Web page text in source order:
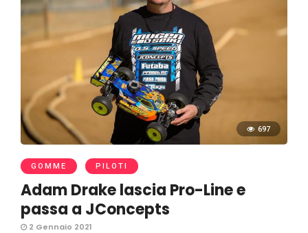
697
GOMME PILOTI
Adam Drake lascia Pro-Line e
passa a JConcepts
2 Gennaio 2021